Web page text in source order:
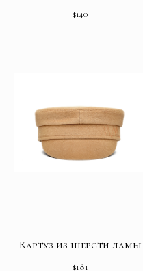
$140
Картуз из шерсти ламы
$181